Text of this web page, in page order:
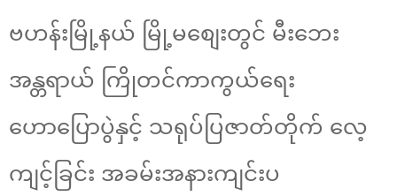
ဗဟန်းမြို့နယ် မြို့မ​စျေးတွင် မီးဘေး
အန္တရာယ် ကြိုတင်ကာကွယ်ရေး
ဟောပြောပွဲနှင့် သရုပ်ပြဇာတ်တိုက် လေ့
ကျင့်ခြင်း အခမ်းအနားကျင်းပ